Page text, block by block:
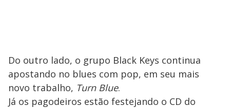
Do outro lado, o grupo Black Keys continua
apostando no blues com pop, em seu mais
novo trabalho, Turn Blue.
Já os pagodeiros estão festejando o CD do